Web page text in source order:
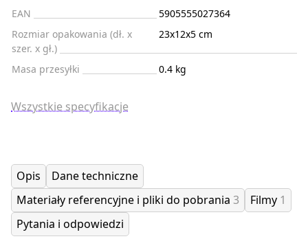
EAN
5905555027364
Rozmiar opakowania (dł. x
szer. x gł.)
23x12x5 cm
Masa przesyłki 0.4 kg
Wszystkie specyfikacje
Opis
Dane techniczne
Materiały referencyjne i pliki do pobrania 3 Filmy 1
Pytania i odpowiedzi